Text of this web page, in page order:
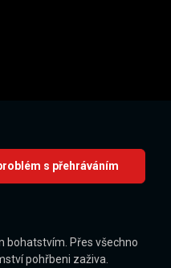
s přehráváním
bohatstvím. Přes všechno
pohřbeni zaživa.